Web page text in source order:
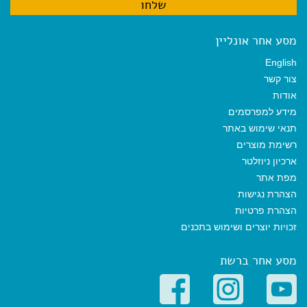
מסע אחר אונליין
English
צור קשר
אודות
מידע למפרסמים
תנאי שימוש באתר
רשימת מוצרים
ארכיון ניוזלטר
מפת אתר
הצהרת נגישות
הצהרת פרטיות
זכויות יוצרים ושימוש בתכנים
מסע אחר ברשת